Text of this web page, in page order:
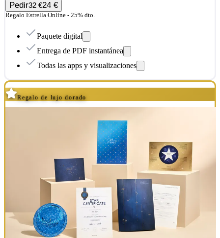
Pedir32 €24 €
Regalo Estrella Online - 25% dto.
Paquete digital
Entrega de PDF instantánea
Todas las apps y visualizaciones
Regalo de lujo dorado